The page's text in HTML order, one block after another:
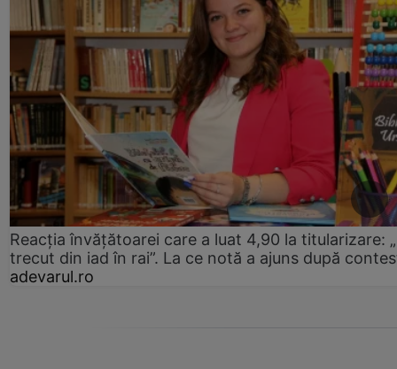
Reacția învățătoarei care a luat 4,90 la titularizare:
trecut din iad în rai”. La ce notă a ajuns după
adevarul.ro